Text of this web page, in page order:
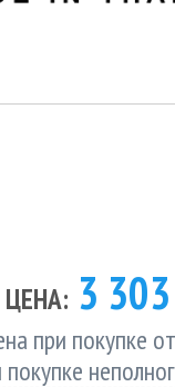
ЦЕНА: 3
при покупке